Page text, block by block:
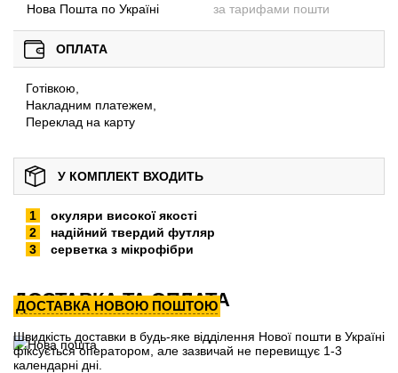
Нова Пошта по Україні за тарифами пошти
ОПЛАТА
Готівкою,
Накладним платежем,
Переклад на карту
У КОМПЛЕКТ ВХОДИТЬ
окуляри високої якості
надійний твердий футляр
серветка з мікрофібри
ДОСТАВКА ТА ОПЛАТА
ДОСТАВКА НОВОЮ ПОШТОЮ
Швидкість доставки в будь-яке відділення Нової пошти в Україні
фіксується оператором, але зазвичай не перевищує 1-3
календарні дні.